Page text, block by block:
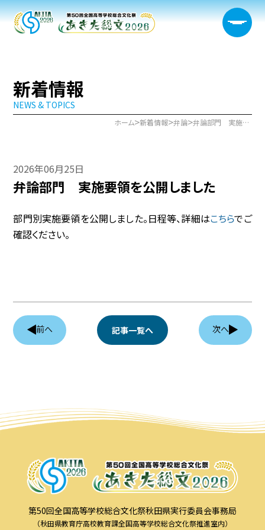
大会概要
観光情報
サイトポリシー
サイトマップ
ホーム>新着情報>弁論> 弁論部門 実施要領を公開しました
新着情報
NEWS & TOPICS
2026年06月25日
弁論部門 実施要領を公開しました
部門別実施要領を公開しました。日程等、詳細はこちらでご
確認ください。
前へ 記事一覧へ 次へ
第50回全国高等学校総合文化祭秋田県実行委員会事務局
（秋田県教育庁高校教育課全国高等学校総合文化祭推進室内）